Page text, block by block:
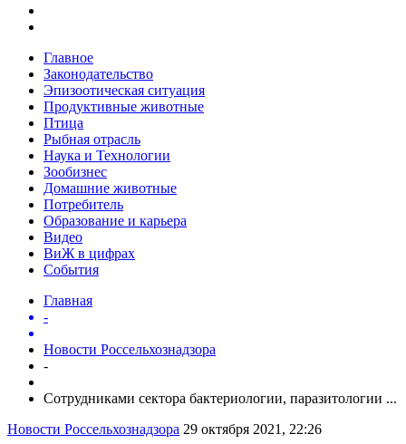
Главное
Законодательство
Эпизоотическая ситуация
Продуктивные животные
Птица
Рыбная отрасль
Наука и Технологии
Зообизнес
Домашние животные
Потребитель
Образование и карьера
Видео
ВиЖ в цифрах
События
Главная
-
Новости Россельхознадзора
-
Сотрудниками сектора бактериологии, паразитологии ...
Новости Россельхознадзора 29 октября 2021, 22:26